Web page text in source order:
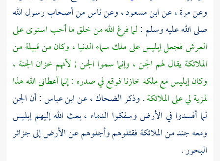
وعنمرة، عنابن مسعود، وعن ناس من أصحاب رسول الله
صلى الله عليه وسلم :لما فرغ الله من خلق ما أحب استوى على
العرش فجعل إبليس على ملك سماء الدنيا ، وكان من قبيلة من
الملائكة يقال لهم الجن ، وإنما سموا الجن ; لأنهم خزان الجنة ،
وكان إبليس مع ملكه خازنا فوقع في صدره : إنما أعطاني الله هذا
لمزية لي على الملائكة. وذكرالضحاك، عنابن عباس: أن الجن
لما أفسدوا في الأرض وسفكوا الدماء ، بعث الله إليهم إبليس
ومعه جند من الملائكة فقتلوهم وأجلوهم عن الأرض إلى جزائر
البحور .